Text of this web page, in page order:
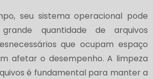
seu sistema operacional pode
quantidade de arquivos
que ocupam espaço
afetar o desempenho. A limpeza
é fundamental para manter a